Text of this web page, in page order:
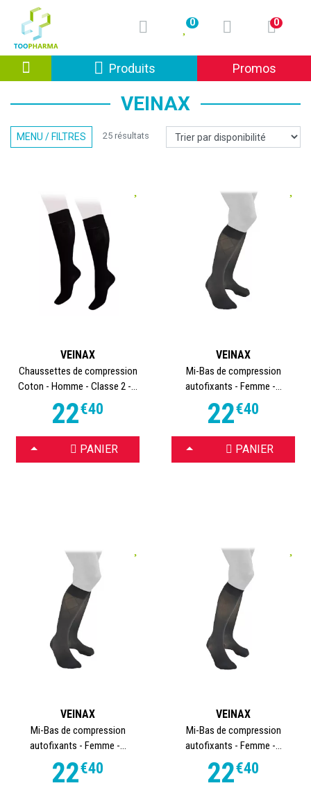
0 0
ProduitsAfficher la navigation
Promos
VEINAX
MENU / FILTRES 25 résultats
VEINAX
Chaussettes de compression
Coton - Homme - Classe 2 -...
22€40
CHOISIR PANIER
VEINAX
Mi-Bas de compression
autofixants - Femme -...
22€40
CHOISIR PANIER
VEINAX
Mi-Bas de compression
autofixants - Femme -...
22€40
VEINAX
Mi-Bas de compression
autofixants - Femme -...
22€40